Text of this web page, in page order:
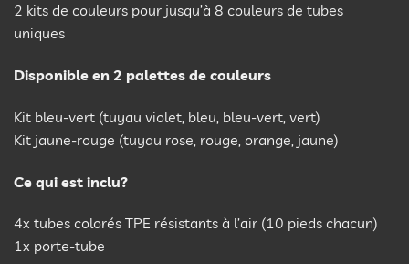
2 kits de couleurs pour jusqu’à 8 couleurs de tubes
uniques
Disponible en 2 palettes de couleurs
Kit bleu-vert (tuyau violet, bleu, bleu-vert, vert)
Kit jaune-rouge (tuyau rose, rouge, orange, jaune)
Ce qui est inclu?
4x tubes colorés TPE résistants à l’air (10 pieds chacun)
1x porte-tube